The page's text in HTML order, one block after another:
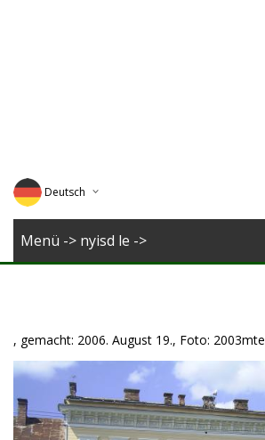
Deutsch
English
Menü -> nyisd le ->
, gemacht: 2006. August 19., Foto: 2003mte